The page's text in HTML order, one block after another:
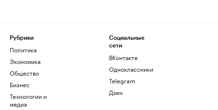
Рубрики
Политика
Экономика
Общество
Бизнес
Технологии и
медиа
Социальные
сети
ВКонтакте
Одноклассники
Telegram
Дзен